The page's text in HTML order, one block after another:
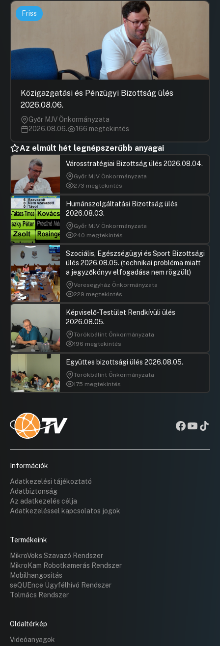
Friss
Közigazgatási és Pénzügyi Bizottság ülés
2026.08.06.
Győr MJV Önkormányzata
2026.08.06.
166 megtekintés
Az elmúlt hét legnépszerűbb anyagai
Városstratégiai Bizottság ülés 2026.08.04.
Győr MJV Önkormányzata
273 megtekintés
Humánszolgáltatási Bizottság ülés
2026.08.03.
Győr MJV Önkormányzata
240 megtekintés
Szociális, Egészségügyi és Sport Bizottsági
ülés 2026.08.05. (technikai probléma miatt
a jegyzőkönyv elfogadása nem rögzült)
Veresegyház Önkormányzata
229 megtekintés
Képviselő-Testület Rendkívüli ülés
2026.08.05.
Törökbálint Önkormányzata
196 megtekintés
Együttes bizottsági ülés 2026.08.05.
Törökbálint Önkormányzata
175 megtekintés
Információk
Adatkezelési tájékoztató
Adatbiztonság
Az adatkezelés célja
Adatkezeléssel kapcsolatos jogok
Termékeink
MikroVoks Szavazó Rendszer
MikroKam Robotkamerás Rendszer
Mobilhangosítás
seQUEnce Ügyfélhívó Rendszer
Tolmács Rendszer
Oldaltérkép
Videóanyagok